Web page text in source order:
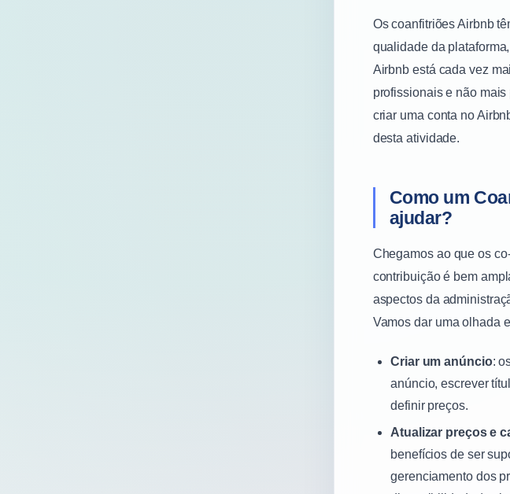
Os coanfitriões Airbnb
qualidade da
Airbnb está cada vez
profissionais e não
criar uma conta no
desta atividade.
Como um
ajudar?
Chegamos ao que os
contribuição é bem
aspectos da
Vamos dar uma olhada
Criar um anúncio:
anúncio, escrever
definir preços.
Atualizar preços e
benefícios de ser
gerenciamento dos